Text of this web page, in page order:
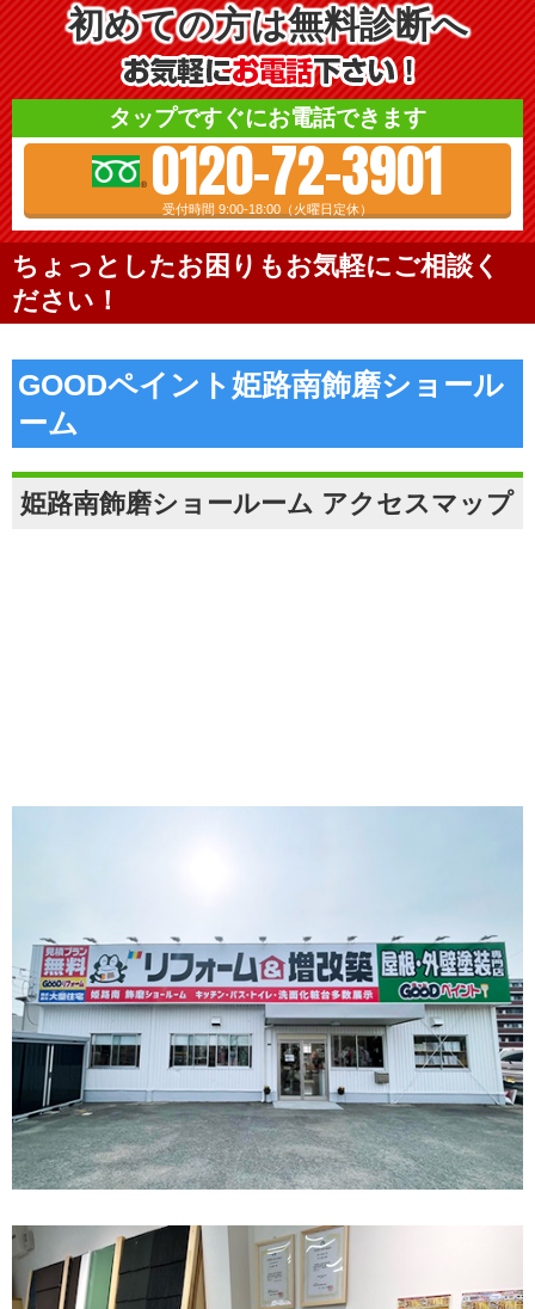
初めての方は無料診断へ
タップですぐにお電話できます
0120-72-3901
受付時間 9:00-18:00（火曜日定休）
ちょっとしたお困りもお気軽にご相談く
ださい！
GOODペイント姫路南飾磨ショール
ーム
姫路南飾磨ショールーム アクセスマップ